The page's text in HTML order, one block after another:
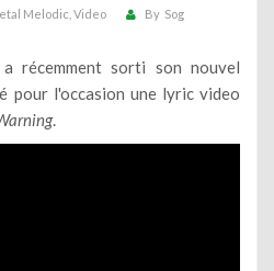
Melodic Video By Sog
récemment sorti son nouvel
pour l'occasion une lyric video
.